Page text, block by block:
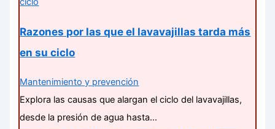
Razones por las que el lavavajillas tarda más
en su ciclo
Mantenimiento y prevención
Explora las causas que alargan el ciclo del lavavajillas,
desde la presión de agua hasta…